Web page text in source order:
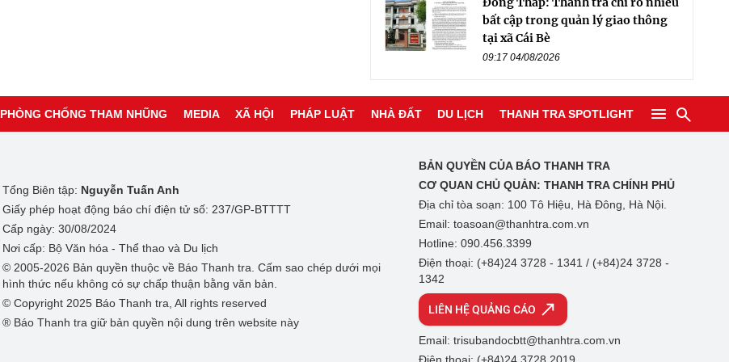
bất cập trong quản lý giao thông
tại xã Cái Bè
09:17 04/08/2026
PHÒNG CHỐNG THAM NHŨNG MEDIA XÃ HỘI PHÁP LUẬT NHÀ ĐẤT DU LỊCH THANH TRA SPOTLIGHT
Tổng Biên tập: Nguyễn Tuấn Anh
Giấy phép hoạt động báo chí điện tử số: 237/GP-BTTTT
Cấp ngày: 30/08/2024
Nơi cấp: Bộ Văn hóa - Thể thao và Du lịch
© 2005-2026 Bản quyền thuộc về Báo Thanh tra. Cấm sao chép dưới mọi
hình thức nếu không có sự chấp thuận bằng văn bản.
© Copyright 2025 Báo Thanh tra, All rights reserved
® Báo Thanh tra giữ bản quyền nội dung trên website này
BẢN QUYỀN CỦA BÁO THANH TRA
CƠ QUAN CHỦ QUẢN: THANH TRA CHÍNH PHỦ
Địa chỉ tòa soạn: 100 Tô Hiệu, Hà Đông, Hà Nội.
Email: toasoan@thanhtra.com.vn
Hotline: 090.456.3399
Điện thoại: (+84)24 3728 - 1341 / (+84)24 3728 -
1342
LIÊN HỆ QUẢNG CÁO
Email: trisubandocbtt@thanhtra.com.vn